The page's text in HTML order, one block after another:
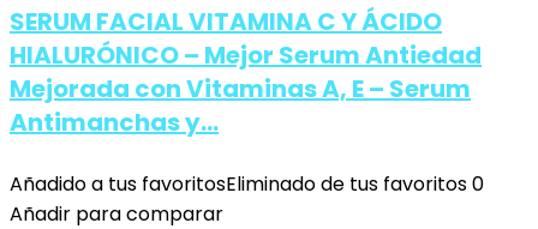
SERUM FACIAL VITAMINA C Y ÁCIDO
HIALURÓNICO – Mejor Serum Antiedad
Mejorada con Vitaminas A, E – Serum
Antimanchas y…
Añadido a tus favoritosEliminado de tus favoritos0
Añadir para comparar